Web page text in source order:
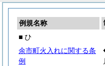
例規名称
■ ひ
余市町火入れに関する条
例